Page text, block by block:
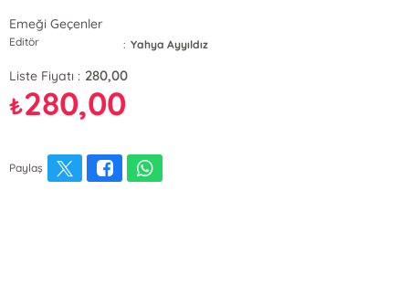
Emeği Geçenler
Editör : Yahya Ayyıldız
Liste Fiyatı : 280,00
₺280,00
Paylaş